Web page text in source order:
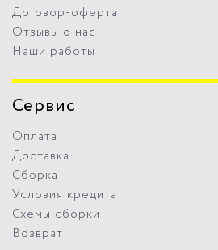
Договор-оферта
Отзывы о нас
Наши работы
Сервис
Оплата
Доставка
Сборка
Условия кредита
Схемы сборки
Возврат